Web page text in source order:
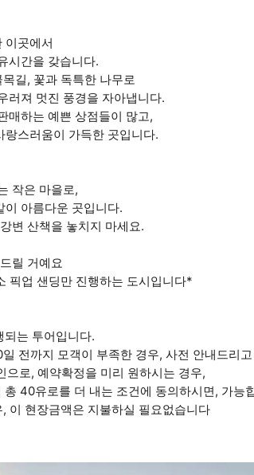
이곳에서
시간을 갖습니다.
길, 꽃과 독특한 나무로
러져 멋진 풍경을 자아냅니다.
매하는 예쁜 상점들이 많고,
스러움이 가득한 곳입니다.
작은 마을로,
이 아름다운 곳입니다.
변 산책을 놓치지 마세요.
릴 거예요
픽업 샌딩만 진행하는 도시입니다*
는 투어입니다.
전까지 모객이 부족한 경우, 사전 안내드리
로, 예약확정을 미리 원하시는 경우,
40유로를 더 내는 조건에 동의하시면, 가능
이 현장금액은 지불하실 필요없습니다